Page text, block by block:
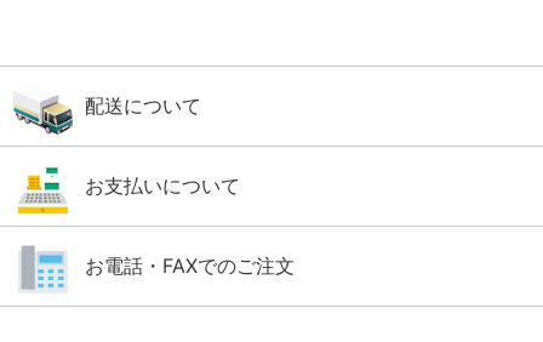
配送について
お支払いについて
お電話・FAXでのご注文